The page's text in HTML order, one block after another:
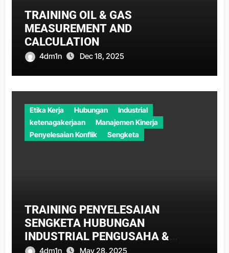
TRAINING OIL & GAS
MEASUREMENT AND
CALCULATION
4dm1n Dec 18, 2025
Etika Kerja Hubungan
Industrial
ketenagakerjaan
Manajemen Kinerja
Penyelesaian Konflik
Sengketa
TRAINING PENYELESAIAN
SENGKETA HUBUNGAN
INDUSTRIAL PENGUSAHA &
PEKERJA
4dm1n May 28, 2025